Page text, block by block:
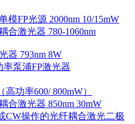
模FP光源 2000nm 10/15mW
合激光器 780-1060nm
器 793nm 8W
率泵浦FP激光器
功率600/ 800mW）
合激光器 850nm 30mW
CW操作的光纤耦合激光二极